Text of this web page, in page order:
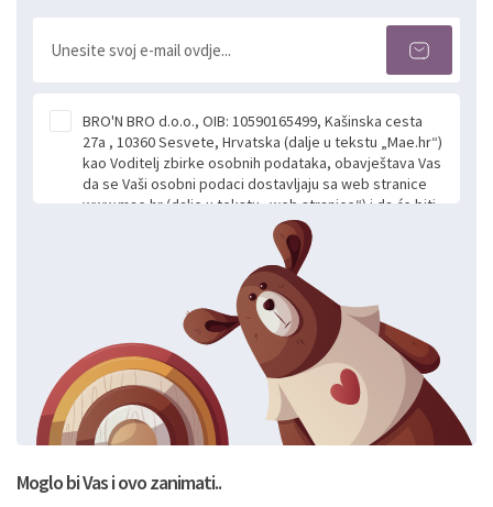
BRO'N BRO d.o.o., OIB: 10590165499, Kašinska cesta
27a , 10360 Sesvete, Hrvatska (dalje u tekstu „Mae.hr“)
kao Voditelj zbirke osobnih podataka, obavještava Vas
da se Vaši osobni podaci dostavljaju sa web stranice
www.mae.hr (dalje u tekstu „web stranice“) i da će biti
obrađeni. Prihvaćanjem ove Izjave smatra se da
slobodno i izričito dajete privolu za prikupljanje i daljnju
obradu Vaših osobnih podataka koje ustupate Mae.hr
putem ovih web stranica u svrhu odgovora i daljnje
komunikacije na Vaš upit poslan kroz kontakt obrazac.
Radi se o dobrovoljnom davanju podataka te ovu
Izjavu niste dužni prihvatiti odnosno niste dužni unositi
svoje osobne podatke u jednu od prijavnih
formi/obrazaca dostupnih na ovim web stranicama.
BRO'N BRO d.o.o. će s Vašim osobnim podacima
postupati sukladno Općoj uredbi o zaštiti podataka
privatnosti i kolačića koju možete pročitati ovdje i
Moglo bi Vas i ovo zanimati..